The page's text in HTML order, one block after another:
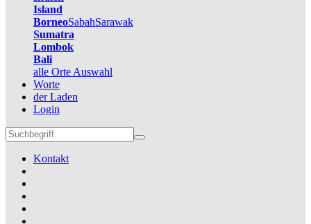
Island
BorneoSabahSarawak
Sumatra
Lombok
Bali
alle Orte Auswahl
Worte
der Laden
Login
Kontakt